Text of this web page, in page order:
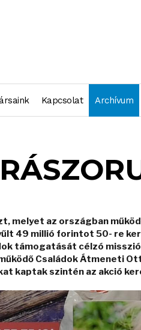
Kapcsolat Archívum
melyet az országban
49 millió forintot 50- re
támogatását célzó
Családok Átmeneti
kaptak szintén az akció